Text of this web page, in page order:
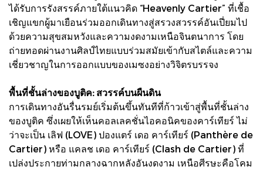
ได้รับการรังสรรค์ภายใต้แนวคิด “Heavenly Cartier” ที่เชื้อ
เชิญแขกผู้มาเยือนร่วมออกเดินทางสู่สรวงสวรรค์อันเปี่ยมไป
ด้วยความสุขสมหวังและความงดงามเหนือจินตนาการ โดย
ถ่ายทอดผ่านงานศิลป์ไทยแบบร่วมสมัยเข้ากับสไตล์และความ
เชี่ยวชาญในการออกแบบของเมซงอย่างวิจิตรบรรจง
พื้นที่ชั้นล่างของบูติค: สวรรค์บนผืนดิน
การเดินทางอันรื่นรมย์เริ่มต้นขึ้นทันทีที่ก้าวเข้าสู่พื้นที่ชั้นล่าง
ของบูติค ซึ่งเผยให้เห็นคอลเลคชั่นไอคอนิคของคาร์เทียร์ ไม่
ว่าจะเป็น เลิฟ (LOVE) ปองแตร์ เดอ คาร์เทียร์ (Panthère de
Cartier) หรือ แคลช เดอ คาร์เทียร์ (Clash de Cartier) ที่
เปล่งประกายท่ามกลางฉากหลังอันงดงาม เหนือศีรษะคือโคม